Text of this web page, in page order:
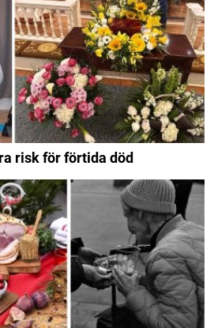
risk för förtida död